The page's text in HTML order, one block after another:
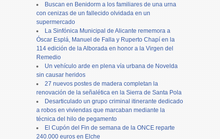
Buscan en Benidorm a los familiares de una urna
con cenizas de un fallecido olvidada en un
supermercado
La Sinfónica Municipal de Alicante rememora a
Óscar Esplá, Manuel de Falla y Ruperto Chapí en la
114 edición de la Alborada en honor a la Virgen del
Remedio
Un vehículo arde en plena vía urbana de Novelda
sin causar heridos
27 nuevos postes de madera completan la
renovación de la señalética en la Sierra de Santa Pola
Desarticulado un grupo criminal itinerante dedicado
a robos en viviendas que marcaban mediante la
técnica del hilo de pegamento
El Cupón del Fin de semana de la ONCE reparte
240.000 euros en Elche